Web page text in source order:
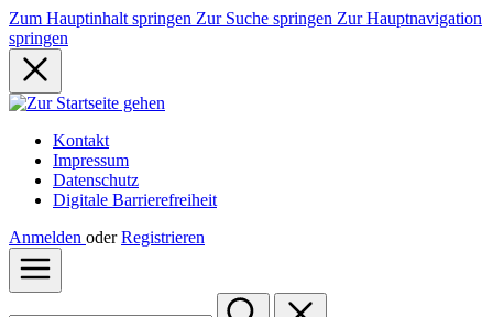
Zum Hauptinhalt springen Zur Suche springen Zur Hauptnavigation
springen
Kontakt
Impressum
Datenschutz
Digitale Barrierefreiheit
Anmelden oder Registrieren